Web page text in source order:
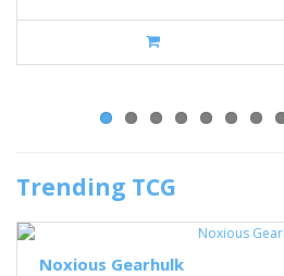
Trending TCG
Noxious Gearhulk